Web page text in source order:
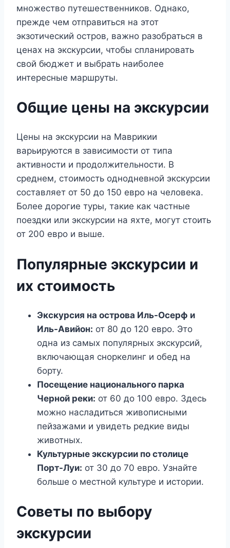
множество путешественников. Однако,
прежде чем отправиться на этот
экзотический остров, важно разобраться в
ценах на экскурсии, чтобы спланировать
свой бюджет и выбрать наиболее
интересные маршруты.
Общие цены на экскурсии
Цены на экскурсии на Маврикии
варьируются в зависимости от типа
активности и продолжительности. В
среднем, стоимость однодневной экскурсии
составляет от 50 до 150 евро на человека.
Более дорогие туры, такие как частные
поездки или экскурсии на яхте, могут стоить
от 200 евро и выше.
Популярные экскурсии и
их стоимость
Экскурсия на острова Иль-Осерф и
Иль-Авийон: от 80 до 120 евро. Это
одна из самых популярных экскурсий,
включающая сноркелинг и обед на
борту.
Посещение национального парка
Черной реки: от 60 до 100 евро. Здесь
можно насладиться живописными
пейзажами и увидеть редкие виды
животных.
Культурные экскурсии по столице
Порт-Луи: от 30 до 70 евро. Узнайте
больше о местной культуре и истории.
Советы по выбору
экскурсии